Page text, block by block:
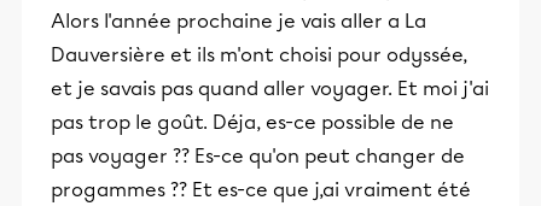
Alors l'année prochaine je vais aller a La
Dauversière et ils m'ont choisi pour odyssée,
et je savais pas quand aller voyager. Et moi j'ai
pas trop le goût. Déja, es-ce possible de ne
pas voyager ?? Es-ce qu'on peut changer de
progammes ?? Et es-ce que j,ai vraiment été